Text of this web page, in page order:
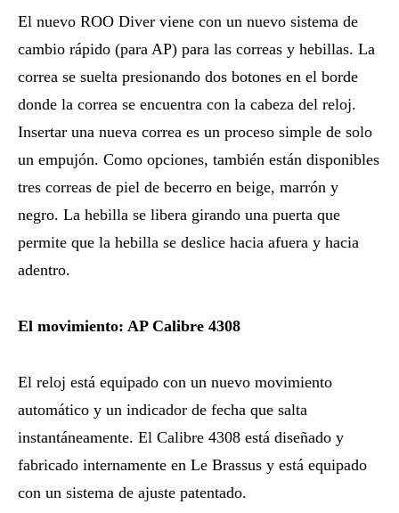
El nuevo ROO Diver viene con un nuevo sistema de
cambio rápido (para AP) para las correas y hebillas. La
correa se suelta presionando dos botones en el borde
donde la correa se encuentra con la cabeza del reloj.
Insertar una nueva correa es un proceso simple de solo
un empujón. Como opciones, también están disponibles
tres correas de piel de becerro en beige, marrón y
negro. La hebilla se libera girando una puerta que
permite que la hebilla se deslice hacia afuera y hacia
adentro.
El movimiento: AP Calibre 4308
El reloj está equipado con un nuevo movimiento
automático y un indicador de fecha que salta
instantáneamente. El Calibre 4308 está diseñado y
fabricado internamente en Le Brassus y está equipado
con un sistema de ajuste patentado.